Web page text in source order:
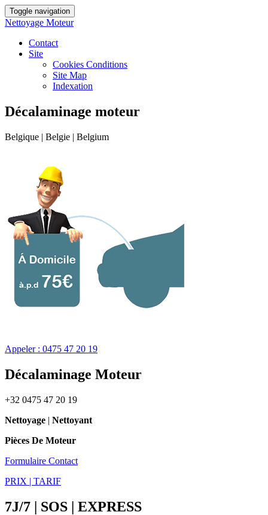
Toggle navigation
Nettoyage Moteur
Contact
Site
Cookies Conditions
Site Map
Indexation
Décalaminage moteur
Belgique | Belgie | Belgium
Appeler : 0475 47 20 19
Décalaminage Moteur
+32 0475 47 20 19
Nettoyage | Nettoyant
Pièces De Moteur
Formulaire Contact
PRIX | TARIF
7J/7 | SOS | EXPRESS